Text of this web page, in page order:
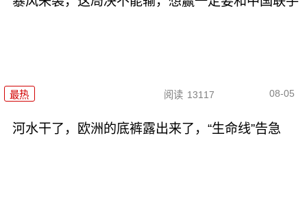
最热 阅读 13117 08-05
河水干了，欧洲的底裤露出来了，“生命线”告急